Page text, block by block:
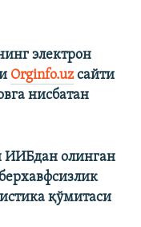
электрон
Orginfo.uzсайти
нисбатан
ИИБдан олинган
қўмитаси